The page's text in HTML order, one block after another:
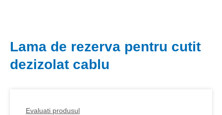
Lama de rezerva pentru cutit
dezizolat cablu
Evaluati produsul